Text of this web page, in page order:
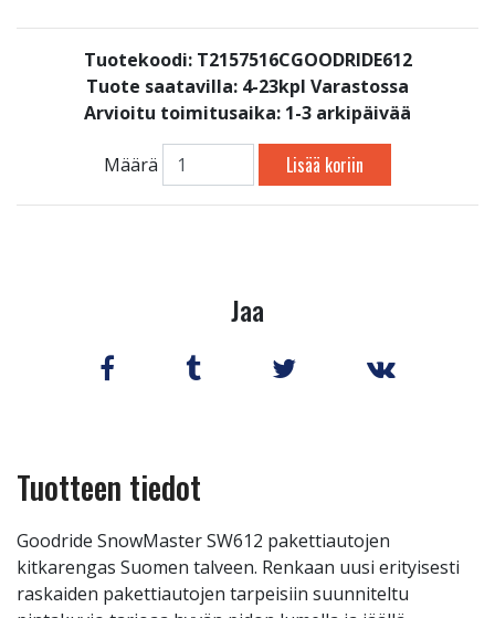
Tuotekoodi: T2157516CGOODRIDE612
Tuote saatavilla: 4-23kpl Varastossa
Arvioitu toimitusaika: 1-3 arkipäivää
Määrä Lisää koriin
Jaa
Tuotteen tiedot
Goodride SnowMaster SW612 pakettiautojen
kitkarengas Suomen talveen. Renkaan uusi erityisesti
raskaiden pakettiautojen tarpeisiin suunniteltu